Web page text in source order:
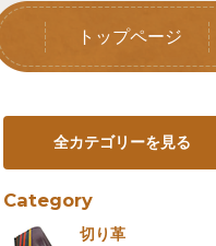
トップページ
全カテゴリーを見る
Category
切り革